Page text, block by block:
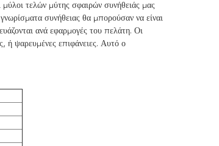
τελών μύτης σφαιρών συνήθειάς μας
συνήθειας θα μπορούσαν να είναι
ανά εφαρμογές του πελάτη. Οι
ή ψαρευμένες επιφάνειες. Αυτό ο